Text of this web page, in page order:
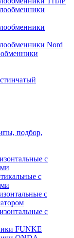
Nord
подбор,
с
с
с
с
FUNKE